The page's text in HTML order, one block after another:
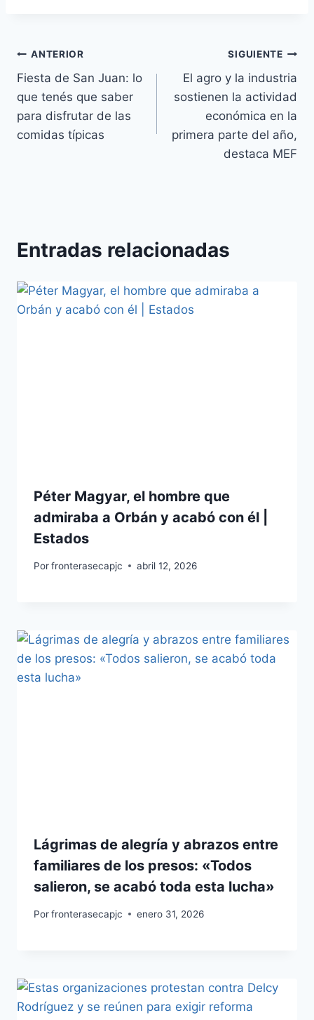
ANTERIOR
Fiesta de San Juan: lo
que tenés que saber
para disfrutar de las
comidas típicas
SIGUIENTE
El agro y la industria
sostienen la actividad
económica en la
primera parte del año,
destaca MEF
Entradas relacionadas
Péter Magyar, el hombre que
admiraba a Orbán y acabó con él |
Estados
Porfronterasecapjc abril 12, 2026
Lágrimas de alegría y abrazos entre
familiares de los presos: «Todos
salieron, se acabó toda esta lucha»
Porfronterasecapjc enero 31, 2026